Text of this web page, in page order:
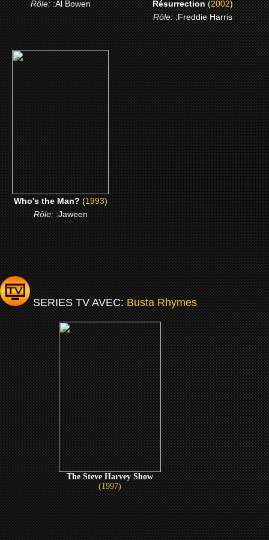
Rôle::Al Bowen Résurrection(2002)
Rôle::Freddie Harris
(1993)
Who's the Man?
CLICK ME
Who's the Man?(1993)
Rôle::Jaween
SERIES TV AVEC:Busta Rhymes
The Steve Harvey Show
(1997)